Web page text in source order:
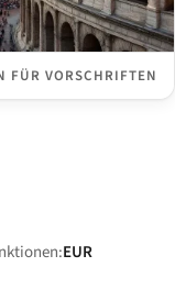
FÜR VORSCHRIFTEN
EUR